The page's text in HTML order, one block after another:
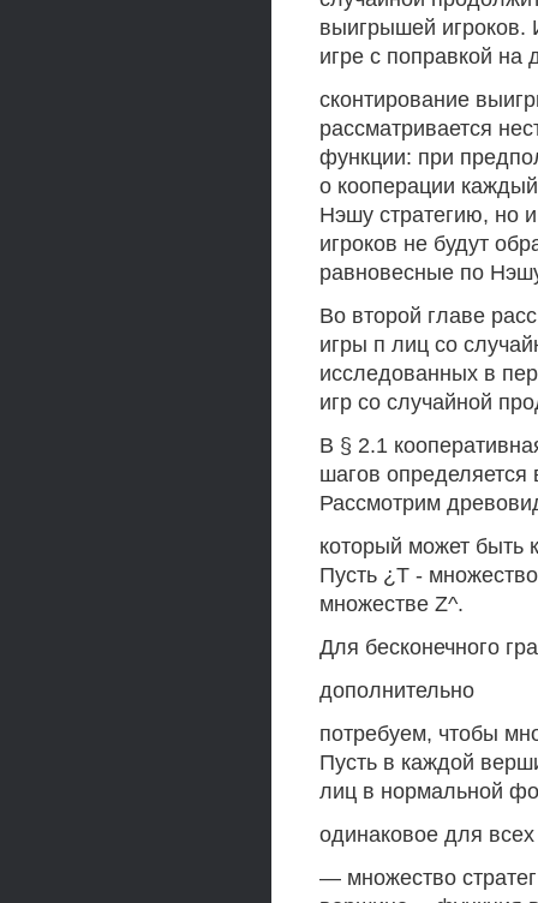
выигрышей игроков.
игре с поправкой на
сконтирование
рассматривается
функции: при
о кооперации
Нэшу стратегию, но
игроков не будут
равновесные по
Во второй главе
игры п лиц со
исследованных в
игр со случайной
В § 2.1
шагов определяется
Рассмотрим
который может быть
Пусть ¿Т -
множестве Z^.
Для бесконечного
дополнительно
потребуем, чтобы
Пусть в каждой
лиц в нормальной
одинаковое для всех
— множество